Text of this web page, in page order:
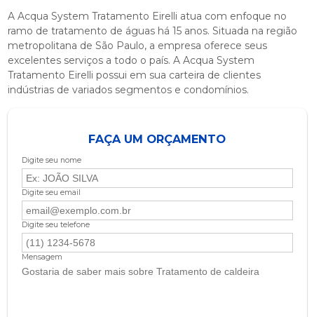
A Acqua System Tratamento Eirelli atua com enfoque no
ramo de tratamento de águas há 15 anos. Situada na região
metropolitana de São Paulo, a empresa oferece seus
excelentes serviços a todo o país. A Acqua System
Tratamento Eirelli possui em sua carteira de clientes
indústrias de variados segmentos e condomínios.
FAÇA UM ORÇAMENTO
Digite seu nome
Digite seu email
Digite seu telefone
Mensagem